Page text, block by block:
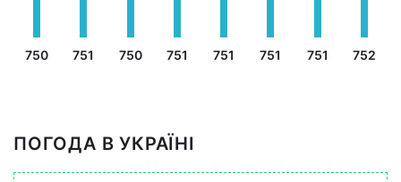
750 751 750 751 751 751 751 752
ПОГОДА В УКРАЇНІ